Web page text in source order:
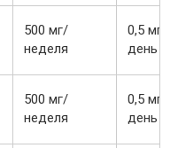
500 мг/
неделя
0,5 мг
день
500 мг/
неделя
0,5 мг
день